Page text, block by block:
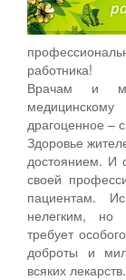
работника!
Врачам и
драгоценное –
Здоровье
достоянием. И
своей
пациентам.
нелегким, но
требует
доброты и
всяких